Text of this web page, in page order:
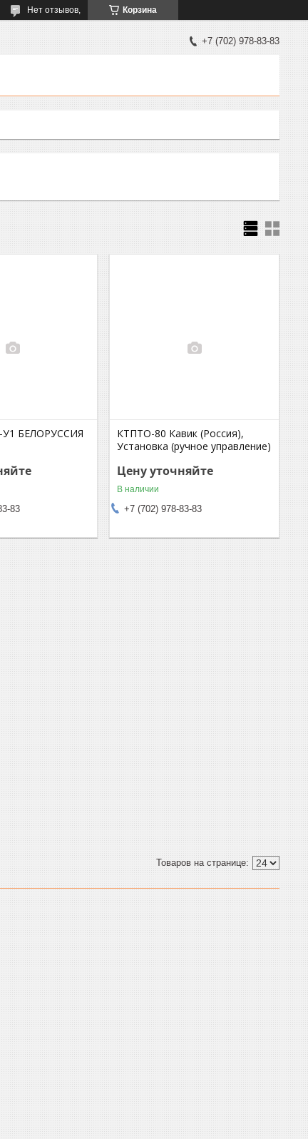
Корзина
Нет отзывов,
+7 (702) 978-83-83
У1 БЕЛОРУССИЯ
83
КТПТО-80 Кавик (Россия),
Установка (ручное управление)
Цену уточняйте
В наличии
+7 (702) 978-83-83